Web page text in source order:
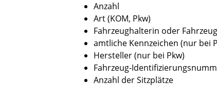
Anzahl
Art (KOM, Pkw)
Fahrzeughalterin oder
amtliche Kennzeichen (nur bei
Hersteller (nur bei Pkw)
Fahrzeug-
Anzahl der Sitzplätze